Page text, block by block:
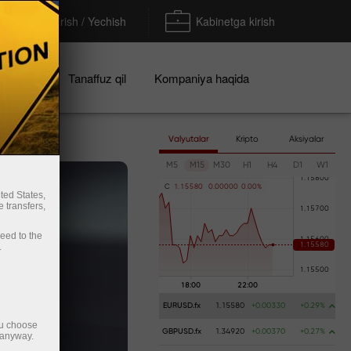
To'ldirish / Yechish Kabinetga kirish
Tanaffuz qil Kompaniya haqida
Valyutalar Kripto Aksiyalar
M5 M15 M30 H1 H4 D1 W1
C 1 . 1 5580 0 .00000 0 .00%
EURUSD.fx 1.15580 +0.00330 +0.29%
GBPUSD.fx 1.34920 +0.00370 +0.27%
States,
transfers,
to the
choose